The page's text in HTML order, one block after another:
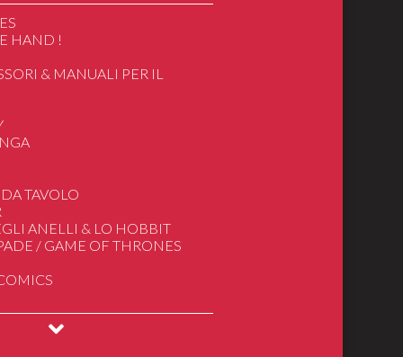
HAND !
& MANUALI PER IL
Cartoon
degli Anelli
TAVOLO
ANELLI & LO HOBBIT
/ GAME OF THRONES